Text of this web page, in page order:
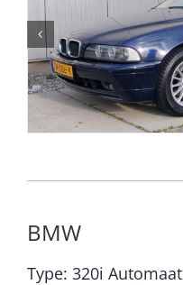
BMW
Type: 320i Automaat